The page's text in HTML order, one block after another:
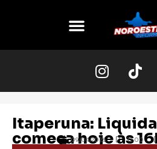
Itaperuna:
começa hoje às
09/04/2026 12:00